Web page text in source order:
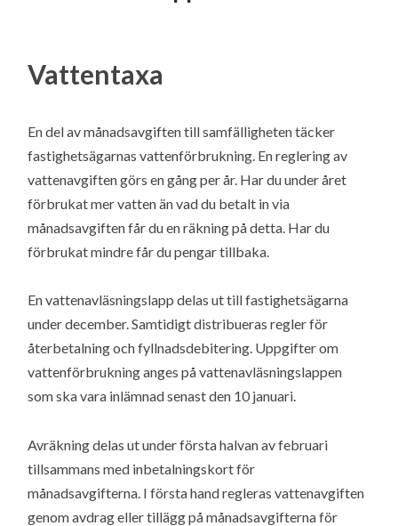
Vattentaxa
En del av månadsavgiften till samfälligheten täcker
fastighetsägarnas vattenförbrukning. En reglering av
vattenavgiften görs en gång per år. Har du under året
förbrukat mer vatten än vad du betalt in via
månadsavgiften får du en räkning på detta. Har du
förbrukat mindre får du pengar tillbaka.
En vattenavläsningslapp delas ut till fastighetsägarna
under december. Samtidigt distribueras regler för
återbetalning och fyllnadsdebitering. Uppgifter om
vattenförbrukning anges på vattenavläsningslappen
som ska vara inlämnad senast den 10 januari.
Avräkning delas ut under första halvan av februari
tillsammans med inbetalningskort för
månadsavgifterna. I första hand regleras vattenavgiften
genom avdrag eller tillägg på månadsavgifterna för